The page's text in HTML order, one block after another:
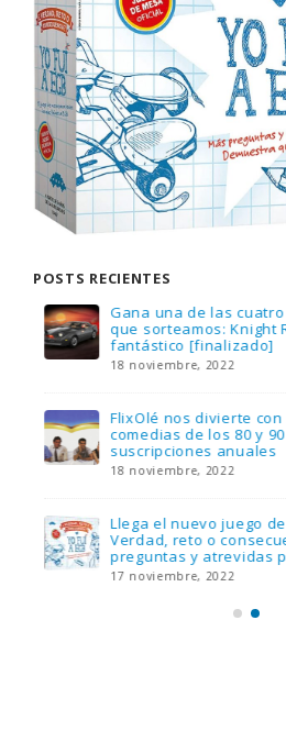
POSTS RECIENTES
Gana una de las cuatro
que sorteamos: Knight
fantástico [finalizado]
18 noviembre, 2022
FlixOlé nos divierte con
comedias de los 80 y 90
suscripciones anuales
18 noviembre, 2022
Llega el nuevo juego de
Verdad, reto o
preguntas y atrevidas
17 noviembre, 2022